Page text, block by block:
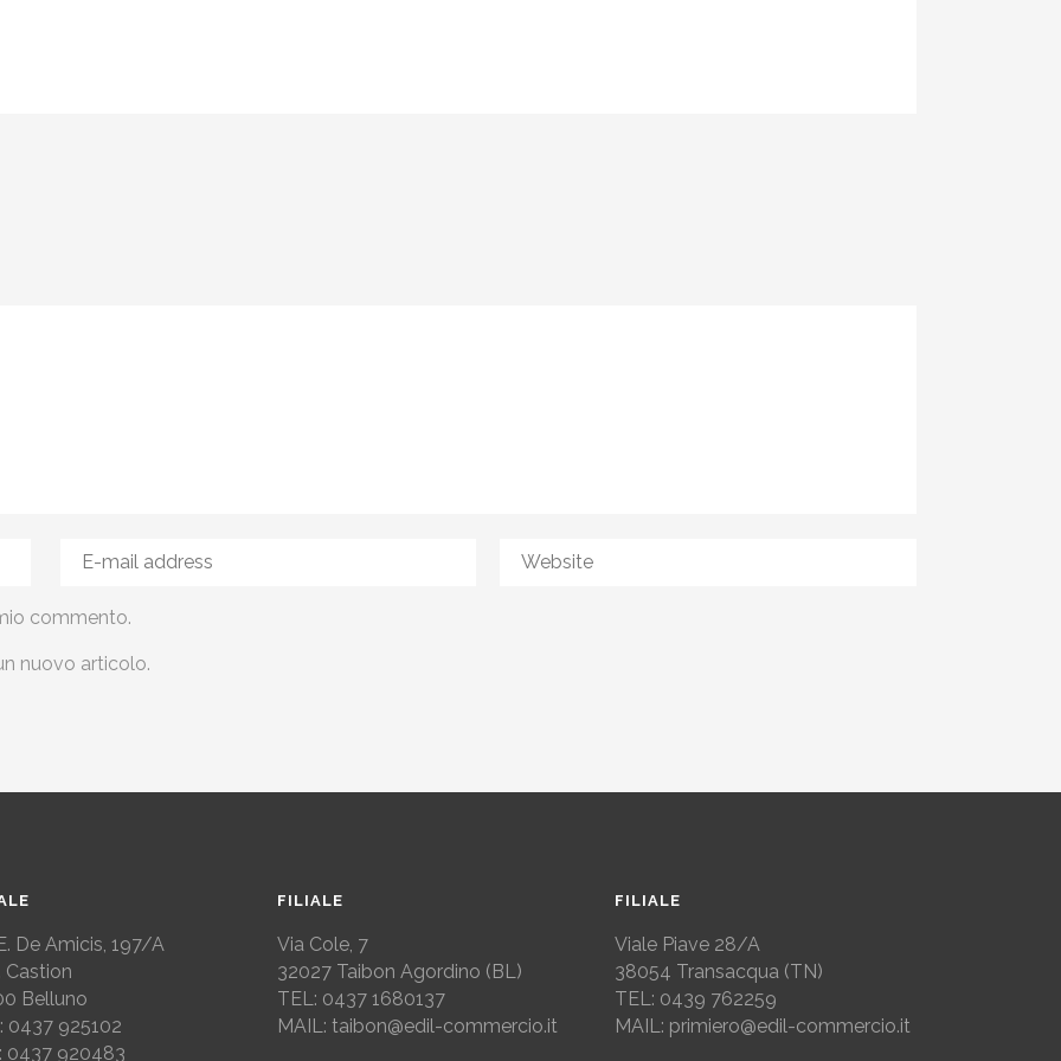
commento.
nuovo articolo.
De Amicis, 197/A
Castion
Belluno
0437 925102
0437 920483
FILIALE
Via Cole, 7
32027 Taibon Agordino (BL)
TEL: 0437 1680137
MAIL: taibon@edil-commercio.it
FILIALE
Viale Piave 28/A
38054 Transacqua (TN)
TEL: 0439 762259
MAIL: primiero@edil-commercio.it